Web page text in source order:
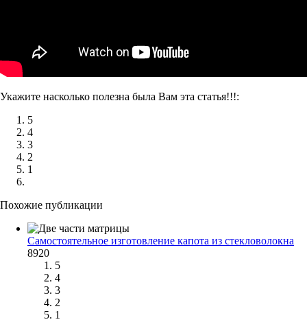
Укажите насколько полезна была Вам эта статья!!!:
5
4
3
2
1
Похожие публикации
Самостоятельное изготовление капота из стекловолокна
8920
5
4
3
2
1